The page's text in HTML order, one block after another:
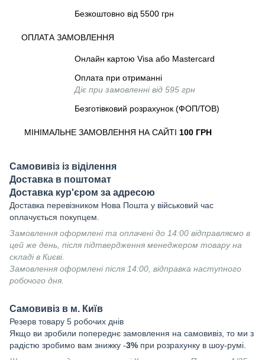
Безкоштовно від 5500 грн
ОПЛАТА ЗАМОВЛЕННЯ
Онлайн картою Visa або Mastercard
Оплата при отриманні
Діє при замовленні від 595 грн
Безготівковий розрахунок (ФОП/ТОВ)
МІНІМАЛЬНЕ ЗАМОВЛЕННЯ НА САЙТІ 100 ГРН
Самовивіз із віділення
Доставка в поштомат
Доставка кур'єром за адресою
Доставка перевізником Нова Пошта у військовий час
оплачується покупцем.
Замовлення оформлені та оплачені до 14:00 відправляємо в
цей же день, після підтвердження менеджером товару на
складі в Києві.
Замовлення оформлені після 14:00, відправка наступного
робочого дня.
Самовивіз в м. Київ
Резерв товару 5 робочих днів
Якщо ви зробили попереднє замовлення на самовивіз, то ми з
радістю зробимо вам знижку -3% при розрахунку в шоу-румі.